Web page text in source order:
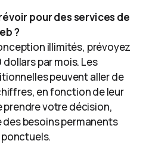
pour des services de
?
illimités, prévoyez
par mois. Les
peuvent aller de
en fonction de leur
prendre votre décision,
besoins permanents